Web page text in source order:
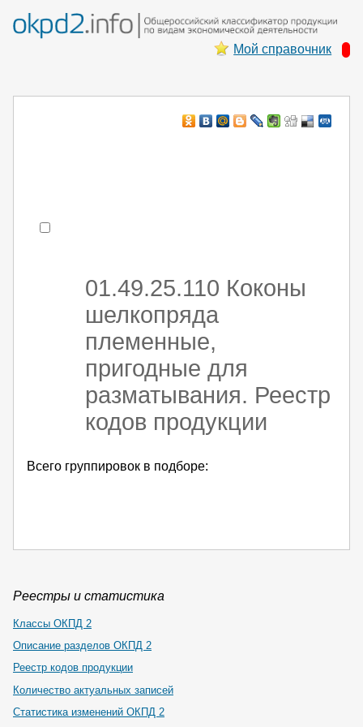
Мой справочник
01.49.25.110 Коконы
шелкопряда
племенные,
пригодные для
разматывания. Реестр
кодов продукции
Всего группировок в подборе:
Реестры и статистика
Классы ОКПД 2
Описание разделов ОКПД 2
Реестр кодов продукции
Количество актуальных записей
Статистика изменений ОКПД 2